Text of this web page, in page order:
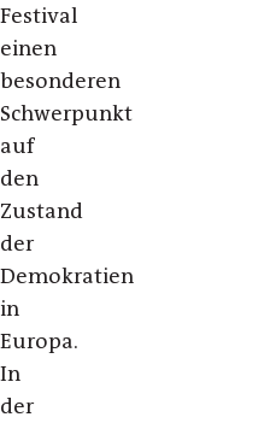
Festival
einen
besonderen
Schwerpunkt
auf
den
Zustand
der
Demokratien
in
Europa.
In
der